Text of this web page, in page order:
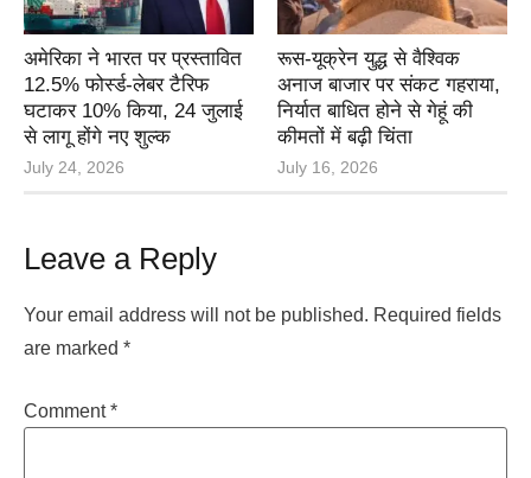
अमेरिका ने भारत पर प्रस्तावित
12.5% फोर्स्ड-लेबर टैरिफ
घटाकर 10% किया, 24 जुलाई
से लागू होंगे नए शुल्क
July 24, 2026
रूस-यूक्रेन युद्ध से वैश्विक
अनाज बाजार पर संकट गहराया,
निर्यात बाधित होने से गेहूं की
कीमतों में बढ़ी चिंता
July 16, 2026
Leave a Reply
Your email address will not be published. Required fields
are marked *
Comment*